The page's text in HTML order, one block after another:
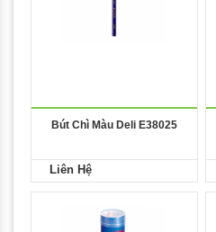
Bút Chì Màu Deli E38025
Liên Hệ